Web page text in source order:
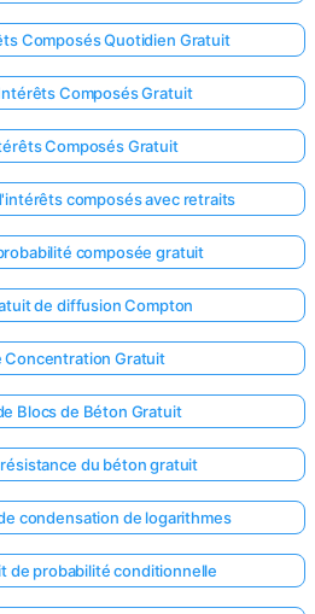
Composés Quotidien Gratuit
Composés Gratuit
Composés Gratuit
composés avec retraits
composée gratuit
de diffusion Compton
Concentration Gratuit
Blocs de Béton Gratuit
du béton gratuit
condensation de logarithmes
de probabilité conditionnelle